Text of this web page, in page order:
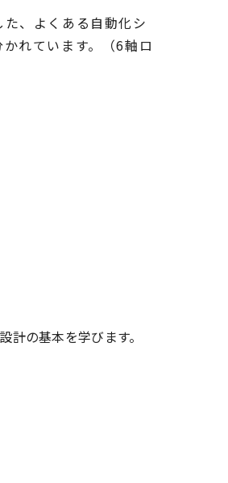
、よくある自動化シ
れています。（6軸ロ
計の基本を学びます。